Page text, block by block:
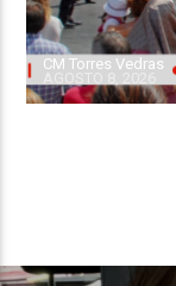
CM Torres Vedras